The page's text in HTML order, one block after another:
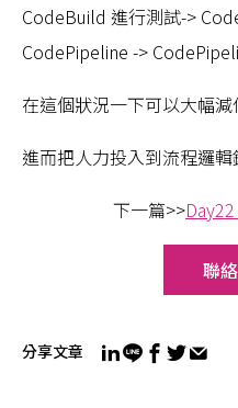
CodeBuild 進行測試->
CodePipeline ->
在這個狀況一下可以大幅
進而把人力投入到流程邏
下一篇>>
聯
分享文章